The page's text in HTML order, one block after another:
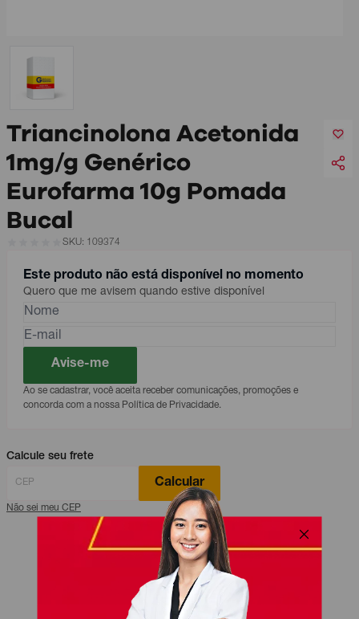
Triancinolona Acetonida
1mg/g Genérico
Eurofarma 10g Pomada
Bucal
SKU: 109374
Este produto não está disponível no momento
Quero que me avisem quando estive disponível
Avise-me
Ao se cadastrar, você aceita receber comunicações, promoções e
concorda com a nossa Política de Privacidade.
Calcule seu frete
Calcular
Não sei meu CEP